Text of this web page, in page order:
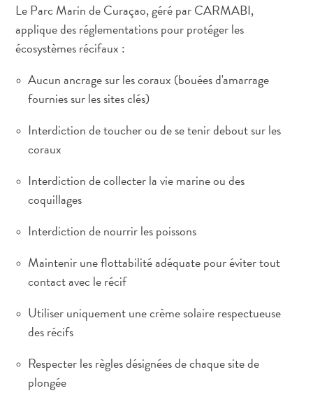
Le Parc Marin de Curaçao, géré par CARMABI,
applique des réglementations pour protéger les
écosystèmes récifaux :
Aucun ancrage sur les coraux (bouées d'amarrage
fournies sur les sites clés)
Interdiction de toucher ou de se tenir debout sur les
coraux
Interdiction de collecter la vie marine ou des
coquillages
Interdiction de nourrir les poissons
Maintenir une flottabilité adéquate pour éviter tout
contact avec le récif
Utiliser uniquement une crème solaire respectueuse
des récifs
Respecter les règles désignées de chaque site de
plongée